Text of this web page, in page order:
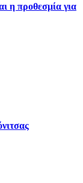
η προθεσμία για